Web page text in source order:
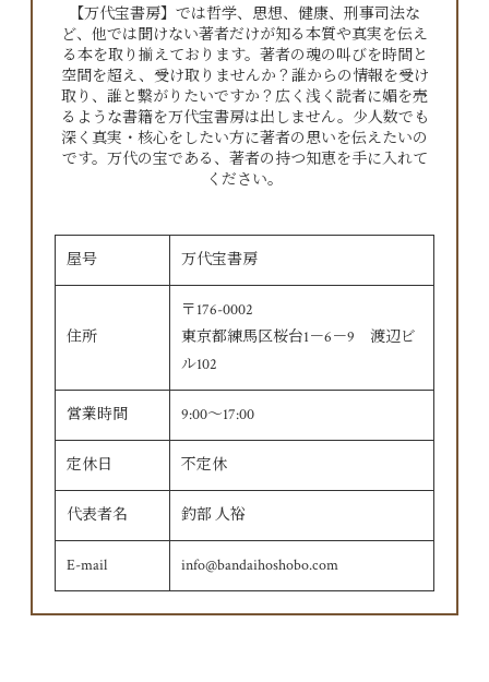
【万代宝書房】では哲学、思想、健康、刑事司法な
ど、他では聞けない著者だけが知る本質や真実を伝え
る本を取り揃えております。著者の魂の叫びを時間と
空間を超え、受け取りませんか？誰からの情報を受け
取り、誰と繋がりたいですか？広く浅く読者に媚を売
るような書籍を万代宝書房は出しません。少人数でも
深く真実・核心をしたい方に著者の思いを伝えたいの
です。万代の宝である、著者の持つ知恵を手に入れて
ください。
屋号 万代宝書房
住所
〒176-0002
東京都練馬区桜台1－6－9 渡辺ビ
ル102
営業時間 9:00〜17:00
定休日 不定休
代表者名 釣部 人裕
E-mail info@bandaihoshobo.com